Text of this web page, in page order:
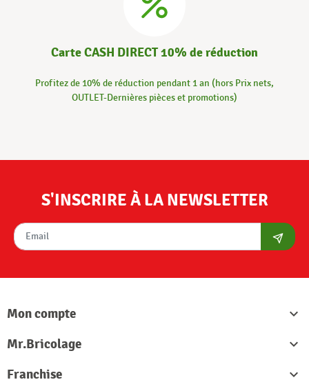
Carte CASH DIRECT 10% de réduction
Profitez de 10% de réduction pendant 1 an (hors Prix nets,
OUTLET-Dernières pièces et promotions)
S'INSCRIRE À LA NEWSLETTER
Mon compte

Mr.Bricolage

Franchise
